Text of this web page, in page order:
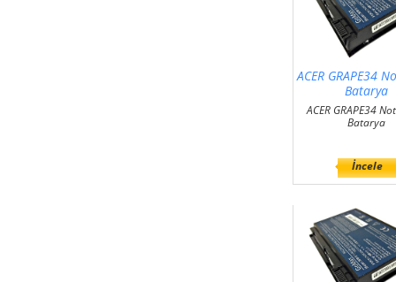
ACER GRAPE34
Batarya
ACER GRAPE34
Batarya
İncele